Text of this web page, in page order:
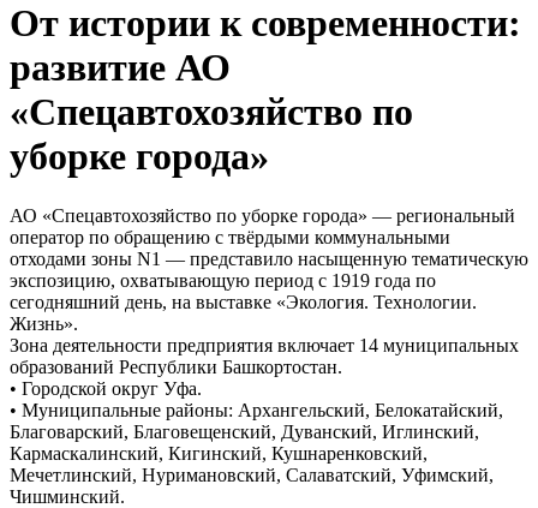
От истории к современности:
развитие АО
«Спецавтохозяйство по
уборке города»
АО «Спецавтохозяйство по уборке города» — региональный
оператор по обращению с твёрдыми коммунальными
отходами зоны N1 — представило насыщенную тематическую
экспозицию, охватывающую период с 1919 года по
сегодняшний день, на выставке «Экология. Технологии.
Жизнь».
Зона деятельности предприятия включает 14 муниципальных
образований Республики Башкортостан.
• Городской округ Уфа.
• Муниципальные районы: Архангельский, Белокатайский,
Благоварский, Благовещенский, Дуванский, Иглинский,
Кармаскалинский, Кигинский, Кушнаренковский,
Мечетлинский, Нуримановский, Салаватский, Уфимский,
Чишминский.